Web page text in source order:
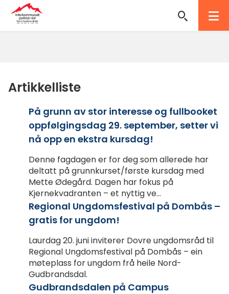
Interkommunalt
Nord-
Gudbrandsdal
Artikkelliste
På grunn av stor interesse og fullbooket
oppfølgingsdag 29. september, setter vi
nå opp en ekstra kursdag!
Denne fagdagen er for deg som allerede har
deltatt på grunnkurset/første kursdag med
Mette Ødegård. Dagen har fokus på
Kjernekvadranten – et nyttig ve...
Regional Ungdomsfestival på Dombås –
gratis for ungdom!
Laurdag 20. juni inviterer Dovre ungdomsråd til
Regional Ungdomsfestival på Dombås – ein
møteplass for ungdom frå heile Nord-
Gudbrandsdal.
Gudbrandsdalen på Campus